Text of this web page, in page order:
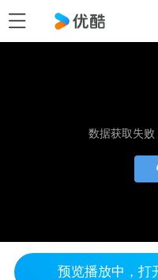
数据获取失
预览播放中，打